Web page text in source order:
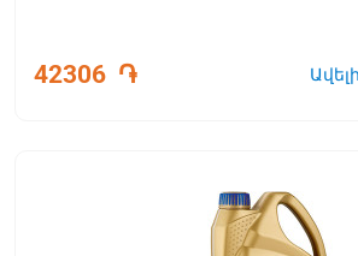
42306 ֏